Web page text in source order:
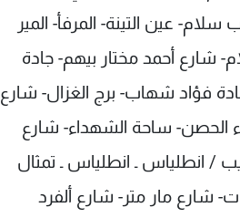
عين التينة- المرفأ- المير
شارع أحمد مختار بيهم- جادة
جادة فؤاد شهاب- برج الغزال- شارع
الحصن- ساحة الشهداء- شارع
/ انطلياس ـ انطلياس ـ تمثال
شارع مار متر- شارع ألفرد